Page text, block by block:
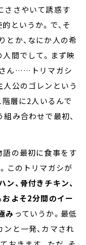
ささやいて誘惑す
というか。で、そ
とか、なにか人の希
間でして。まず映
ん……トリマガシ
人公のゴレンという
階層に2人いるんで
み合わせで最初、
語の最初に食事をす
このトリマガシが
、骨付きチキン、
およそ2分間のイー
み っていうか。最低
と一発、カマされ